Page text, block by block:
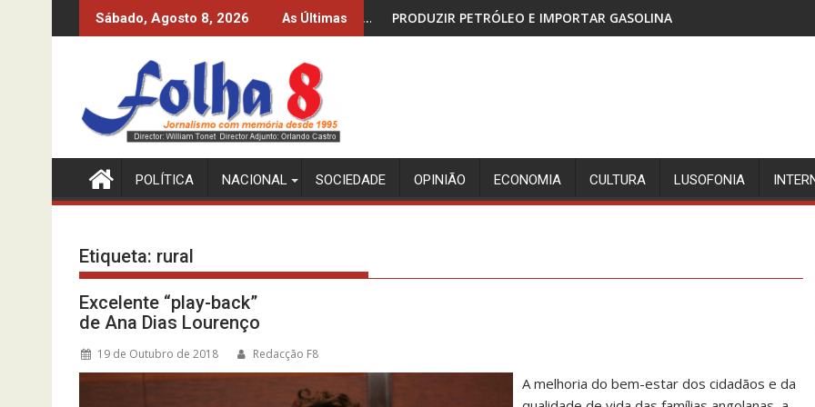
to
Sábado, Agosto 8, 2026 As Últimas
10%? O INE-MPLA DIZ QUE SIM… PRODUZIR PETRÓLEO E IMPORTAR GASOLINA CABINDA, TERRITÓRIO SEM PAZ
POLÍTICA NACIONAL SOCIEDADE OPINIÃO ECONOMIA CULTURA LUSOFONIA
Etiqueta: rural
Excelente “play-back”
de Ana Dias Lourenço
19 de Outubro de 2018 Redacção F8
A melhoria do bem-estar dos cidadãos e da